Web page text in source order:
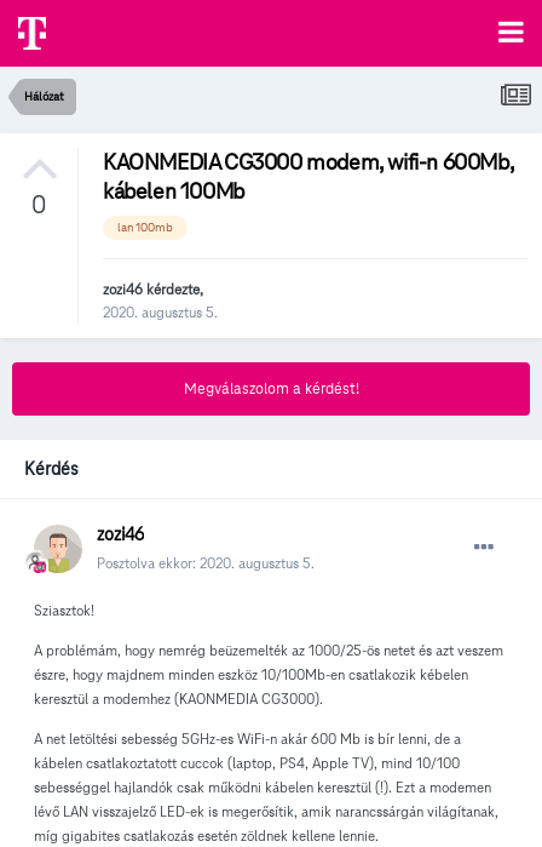
Hálózat
0
KAONMEDIA CG3000 modem, wifi-n 600Mb,
kábelen 100Mb
lan 100mb
zozi46 kérdezte,
2020. augusztus 5.
Megválaszolom a kérdést!
Kérdés
zozi46
Posztolva ekkor: 2020. augusztus 5.
Sziasztok!
A problémám, hogy nemrég beüzemelték az 1000/25-ös netet és azt veszem
észre, hogy majdnem minden eszköz 10/100Mb-en csatlakozik kébelen
keresztül a modemhez (KAONMEDIA CG3000).
A net letöltési sebesség 5GHz-es WiFi-n akár 600 Mb is bír lenni, de a
kábelen csatlakoztatott cuccok (laptop, PS4, Apple TV), mind 10/100
sebességgel hajlandók csak működni kábelen keresztül (!). Ezt a modemen
lévő LAN visszajelző LED-ek is megerősítik, amik narancssárgán világítanak,
míg gigabites csatlakozás esetén zöldnek kellene lennie.